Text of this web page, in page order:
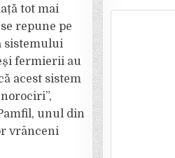
tot mai
repune pe
sistemului
fermierii au
acest sistem
unul din
vrânceni